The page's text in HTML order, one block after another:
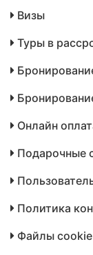
Визы
Туры в
Онлайн
Подарочные
Политика
Файлы cookie